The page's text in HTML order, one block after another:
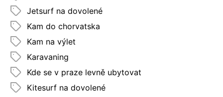
Jetsurf na dovolené
Kam do chorvatska
Kam na výlet
Karavaning
Kde se v praze levně ubytovat
Kitesurf na dovolené